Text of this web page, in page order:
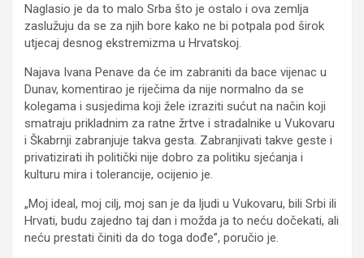
Naglasio je da to malo Srba što je ostalo i ova zemlja
zaslužuju da se za njih bore kako ne bi potpala pod širok
utjecaj desnog ekstremizma u Hrvatskoj.
Najava Ivana Penave da će im zabraniti da bace vijenac u
Dunav, komentirao je riječima da nije normalno da se
kolegama i susjedima koji žele izraziti sućut na način koji
smatraju prikladnim za ratne žrtve i stradalnike u Vukovaru
i Škabrnji zabranjuje takva gesta. Zabranjivati takve geste i
privatizirati ih politički nije dobro za politiku sjećanja i
kulturu mira i tolerancije, ocijenio je.
„Moj ideal, moj cilj, moj san je da ljudi u Vukovaru, bili Srbi ili
Hrvati, budu zajedno taj dan i možda ja to neću dočekati, ali
neću prestati činiti da do toga dođe”, poručio je.